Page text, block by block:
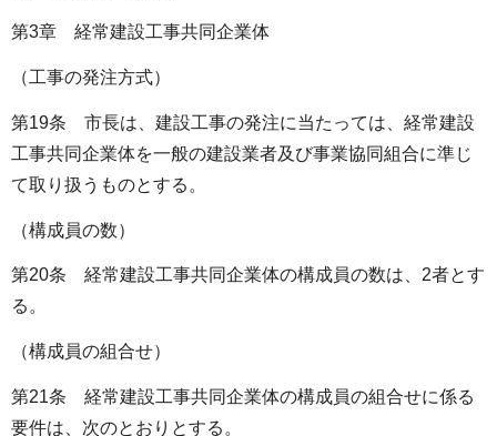
第3章 経常建設工事共同企業体
（工事の発注方式）
第19条 市長は、建設工事の発注に当たっては、経常建設
工事共同企業体を一般の建設業者及び事業協同組合に準じ
て取り扱うものとする。
（構成員の数）
第20条 経常建設工事共同企業体の構成員の数は、2者とす
る。
（構成員の組合せ）
第21条 経常建設工事共同企業体の構成員の組合せに係る
要件は、次のとおりとする。